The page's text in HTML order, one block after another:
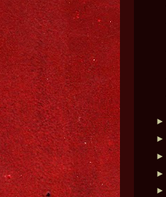
►
►
►
►
►